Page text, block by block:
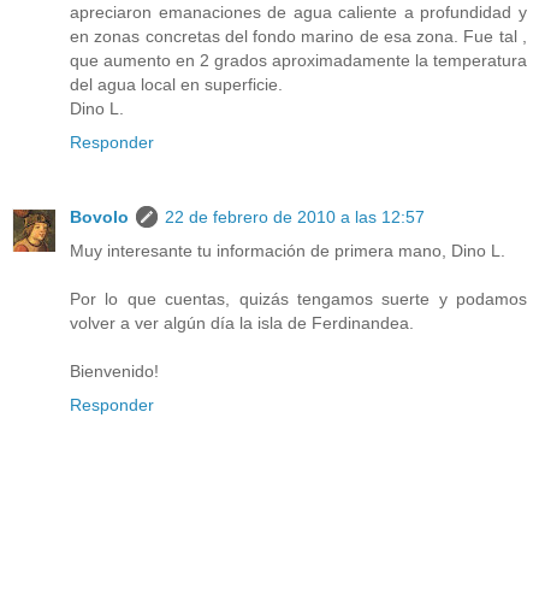
apreciaron emanaciones de agua caliente a profundidad y
en zonas concretas del fondo marino de esa zona. Fue tal ,
que aumento en 2 grados aproximadamente la temperatura
del agua local en superficie.
Dino L.
Responder
Bovolo
22 de febrero de 2010 a las 12:57
Muy interesante tu información de primera mano, Dino L.
Por lo que cuentas, quizás tengamos suerte y podamos
volver a ver algún día la isla de Ferdinandea.
Bienvenido!
Responder